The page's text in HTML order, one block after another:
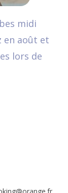
midi
en août et
lors de